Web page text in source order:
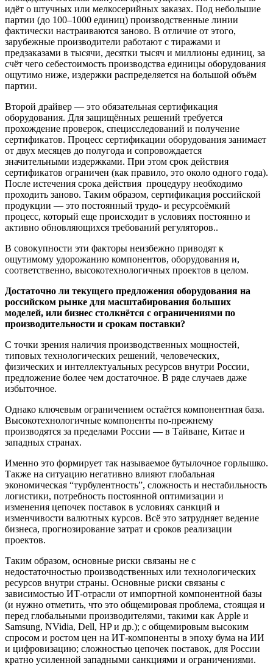
идёт о штучных или мелкосерийных заказах. Под небольшие
партии (до 100–1000 единиц) производственные линии
фактически настраиваются заново. В отличие от этого,
зарубежные производители работают с тиражами и
предзаказами в тысячи, десятки тысяч и миллионы единиц, за
счёт чего себестоимость производства единицы оборудования
ощутимо ниже, издержки распределяется на большой объём
партии.
Второй драйвер — это обязательная сертификация
оборудования. Для защищённых решений требуется
прохождение проверок, специсследований и получение
сертификатов. Процесс сертификации оборудования занимает
от двух месяцев до полугода и сопровождается
значительными издержками. При этом срок действия
сертификатов ограничен (как правило, это около одного года).
После истечения срока действия процедуру необходимо
проходить заново. Таким образом, сертификация российской
продукции — это постоянный трудо- и ресурсоёмкий
процесс, который еще происходит в условиях постоянно и
активно обновляющихся требований регуляторов..
В совокупности эти факторы неизбежно приводят к
ощутимому удорожанию компонентов, оборудования и,
соответственно, высокотехнологичных проектов в целом.
Достаточно ли текущего предложения оборудования на
российском рынке для масштабирования больших
моделей, или бизнес столкнётся с ограничениями по
производительности и срокам поставки?
С точки зрения наличия производственных мощностей,
типовых технологических решений, человеческих,
физических и интеллектуальных ресурсов внутри России,
предложение более чем достаточное. В ряде случаев даже
избыточное.
Однако ключевым ограничением остаётся компонентная база.
Высокотехнологичные компоненты по-прежнему
производятся за пределами России — в Тайване, Китае и
западных странах.
Именно это формирует так называемое бутылочное горлышко.
Также на ситуацию негативно влияют глобальная
экономическая “турбулентность”, сложность и нестабильность
логистики, потребность постоянной оптимизации и
изменения цепочек поставок в условиях санкций и
изменчивости валютных курсов. Всё это затрудняет ведение
бизнеса, прогнозирование затрат и сроков реализации
проектов.
Таким образом, основные риски связаны не с
недостаточностью производственных или технологических
ресурсов внутри страны. Основные риски связаны с
зависимостью ИТ-отрасли от импортной компонентной базы
(и нужно отметить, что это общемировая проблема, стоящая и
перед глобальными производителями, такими как Apple и
Samsung, NVidia, Dell, HP и др.); с общемировым высоким
спросом и ростом цен на ИТ-компоненты в эпоху бума на ИИ
и цифровизацию; сложностью цепочек поставок, для России
кратно усиленной западными санкциями и ограничениями.